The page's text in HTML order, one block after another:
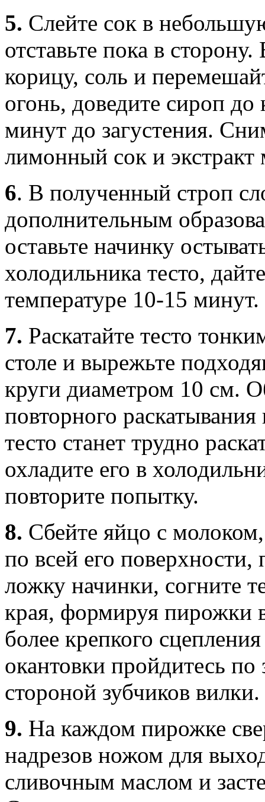
5. Слейте сок в
отставьте пока в
корицу, соль и
огонь, доведите сироп
минут до загустения.
лимонный сок и экстракт
6. В полученный строп
дополнительным
оставьте начинку
холодильника тесто,
температуре 10-15 минут.
7. Раскатайте тесто
столе и вырежьте
круги диаметром 10 см.
повторного
тесто станет трудно
охладите его в
повторите попытку.
8. Сбейте яйцо с
по всей его поверхности,
ложку начинки, согните
края, формируя пирожки
более крепкого
окантовки пройдитесь
стороной зубчиков вилки.
9. На каждом пирожке
надрезов ножом для
сливочным маслом и